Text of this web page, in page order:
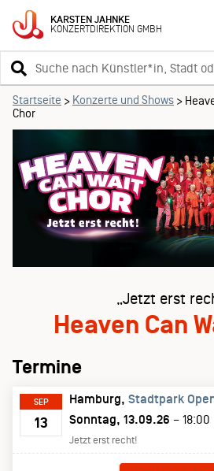
KARSTENJAHNKE
KONZERTDIREKTIONGMBH
Suchbegriff
eingeben
Startseite > Konzerte und Shows >
Chor
„Jetzt erst
Heaven Can
Termine
SEP
13
Hamburg Stadtpark
Sonntag, 13.09.26 – 18:00
Jetzt erst recht!